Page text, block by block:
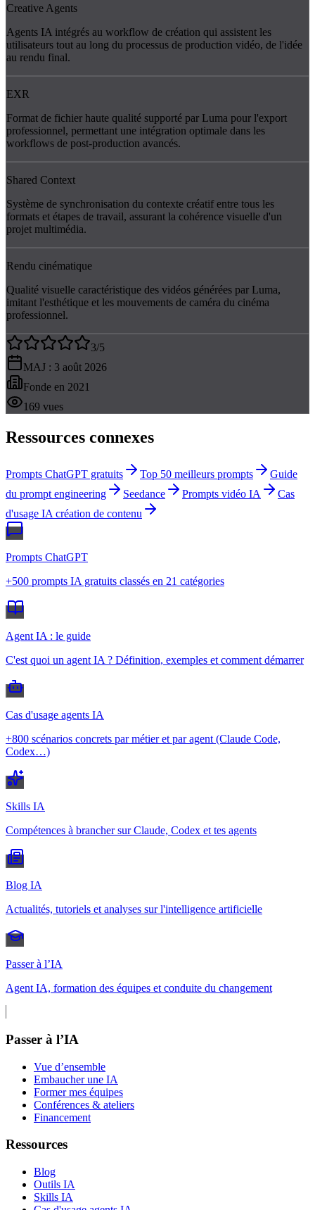
Creative Agents
Agents IA intégrés au workflow de création qui assistent les
utilisateurs tout au long du processus de production vidéo, de l'idée
au rendu final.
EXR
Format de fichier haute qualité supporté par Luma pour l'export
professionnel, permettant une intégration optimale dans les
workflows de post-production avancés.
Shared Context
Système de synchronisation du contexte créatif entre tous les
formats et étapes de travail, assurant la cohérence visuelle d'un
projet multimédia.
Rendu cinématique
Qualité visuelle caractéristique des vidéos générées par Luma,
imitant l'esthétique et les mouvements de caméra du cinéma
professionnel.
3/5
MAJ : 3 août 2026
Fonde en 2021
169 vues
Ressources connexes
Prompts ChatGPT gratuits Top 50 meilleurs prompts
Guide
du prompt engineering
Seedance Prompts vidéo IA
Cas
d'usage IA création de contenu
Prompts ChatGPT
+500 prompts IA gratuits classés en 21 catégories
Agent IA : le guide
C'est quoi un agent IA ? Définition, exemples et comment démarrer
Cas d'usage agents IA
+800 scénarios concrets par métier et par agent (Claude Code,
Codex…)
Skills IA
Compétences à brancher sur Claude, Codex et tes agents
Blog IA
Actualités, tutoriels et analyses sur l'intelligence artificielle
Passer à l’IA
Agent IA, formation des équipes et conduite du changement
Passer à l’IA
Vue d’ensemble
Embaucher une IA
Former mes équipes
Conférences & ateliers
Financement
Ressources
Blog
Outils IA
Skills IA